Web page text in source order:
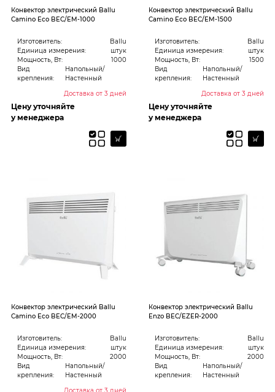
Конвектор электрический Ballu
Camino Eco BEC/EM-1000
Изготовитель:
Ballu
Единица измерения:
штук
Мощность, Вт:
1000
Вид
крепления:
Напольный/
Настенный
Доставка от 3 дней
Цену уточняйте
у менеджера
Конвектор электрический Ballu
Camino Eco BEC/EM-1500
Изготовитель:
Ballu
Единица измерения:
штук
Мощность, Вт:
1500
Вид
крепления:
Напольный/
Настенный
Доставка от 3 дней
Цену уточняйте
у менеджера
Конвектор электрический Ballu
Camino Eco BEC/EM-2000
Изготовитель:
Ballu
Единица измерения:
штук
Мощность, Вт:
2000
Вид
крепления:
Напольный/
Настенный
Конвектор электрический Ballu
Enzo BEC/EZER-2000
Изготовитель:
Ballu
Единица измерения:
штук
Мощность, Вт:
2000
Вид
крепления:
Напольный/
Настенный